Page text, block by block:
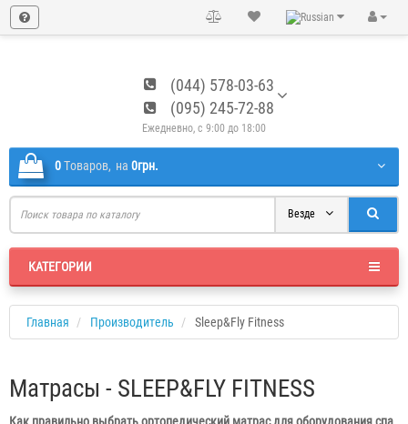
(044) 578-03-63
(095) 245-72-88
Ежедневно, с 9:00 до 18:00
0Tоваров, на 0грн.
Везде
КАТЕГОРИИ
Главная Производитель Sleep&Fly Fitness
Матрасы - SLEEP&FLY FITNESS